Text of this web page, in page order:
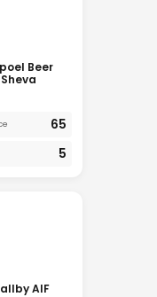
Beer
Sheva
65
5
AIF